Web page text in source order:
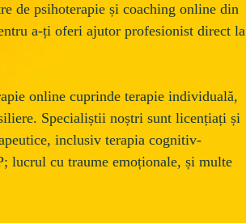
de psihoterapie și coaching online din
a-ți oferi ajutor profesionist direct la
online cuprinde terapie individuală,
Specialiștii noștri sunt licențiați și
inclusiv terapia cognitiv-
lucrul cu traume emoționale, și multe